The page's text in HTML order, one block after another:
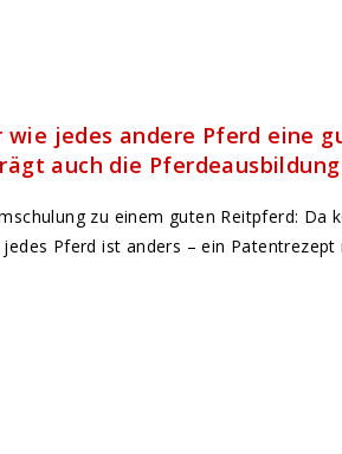
jedes andere Pferd eine
auch die
zu einem guten Reitpferd:
Pferd ist anders – ein